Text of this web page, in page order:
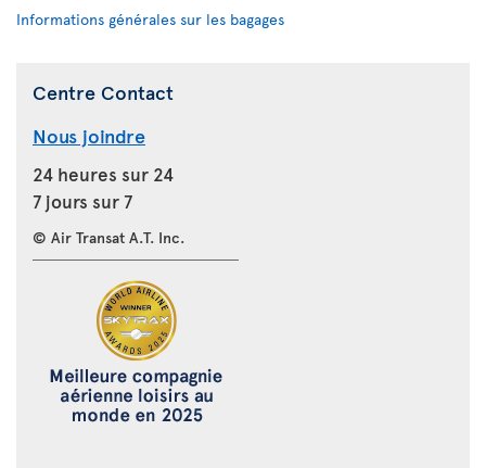
Informations générales sur les bagages
Centre Contact
Nous joindre
24 heures sur 24
7 jours sur 7
© Air Transat A.T. Inc.